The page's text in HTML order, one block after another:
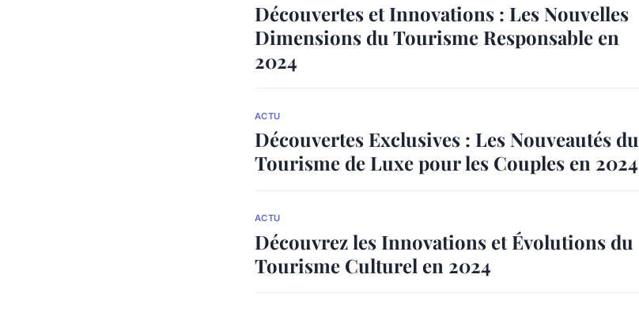
Découvertes et Innovations : Les Nouvelles
Dimensions du Tourisme Responsable en
2024
ACTU
Découvertes Exclusives : Les Nouveautés du
Tourisme de Luxe pour les Couples en 2024
ACTU
Découvrez les Innovations et Évolutions du
Tourisme Culturel en 2024